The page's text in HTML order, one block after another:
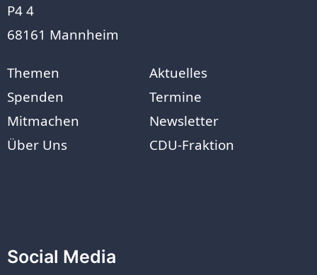
P4 4
68161 Mannheim
Themen
Spenden
Mitmachen
Über Uns
Aktuelles
Termine
Newsletter
CDU-Fraktion
Social Media